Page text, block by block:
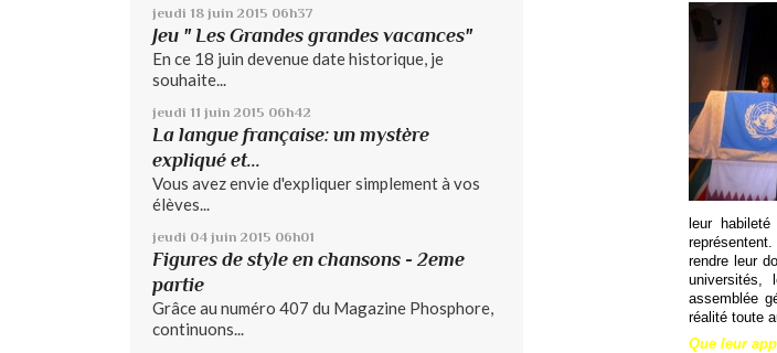
jeudi 18 juin 2015 06h37
Jeu " Les Grandes grandes vacances"
En ce 18 juin devenue date historique, je
souhaite...
jeudi 11 juin 2015 06h42
La langue française: un mystère
expliqué et...
Vous avez envie d'expliquer simplement à vos
élèves...
jeudi 04 juin 2015 06h01
Figures de style en chansons - 2eme
partie
Grâce au numéro 407 du Magazine Phosphore,
continuons...
leur
rendre leur
universités,
assemblée
réalité toute
Que leur